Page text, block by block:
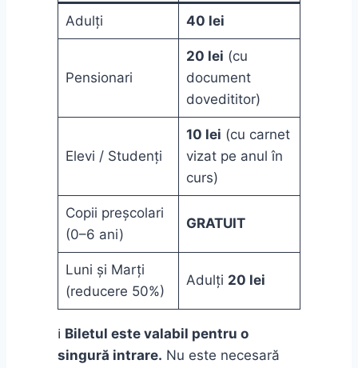
Adulți 40 lei
Pensionari
20 lei (cu
document
dovedititor)
Elevi / Studenți
10 lei (cu carnet
vizat pe anul în
curs)
Copii preșcolari
(0–6 ani)
GRATUIT
Luni și Marți
(reducere 50%)
Adulți 20 lei
ℹ️ Biletul este valabil pentru o
singură intrare. Nu este necesară